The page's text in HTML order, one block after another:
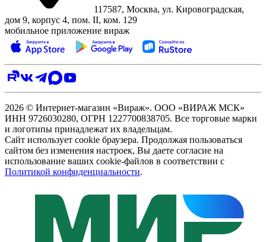
117587, Москва, ул. Кировоградская,
дом 9, корпус 4, пом. II, ком. 129
мобильное приложение вираж
2026 © Интернет-магазин «Вираж». ООО «ВИРАЖ МСК»
ИНН 9726030280, ОГРН 1227700838705. Все торговые марки
и логотипы принадлежат их владельцам.
Сайт использует cookie браузера. Продолжая пользоваться
сайтом без изменения настроек, Вы даете согласие на
использование ваших cookie-файлов в соответствии с
Политикой конфиденциальности.